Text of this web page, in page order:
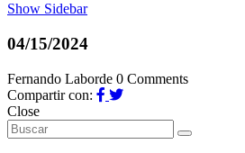
Show Sidebar
04/15/2024
Fernando Laborde 0 Comments
Compartir con:
Close